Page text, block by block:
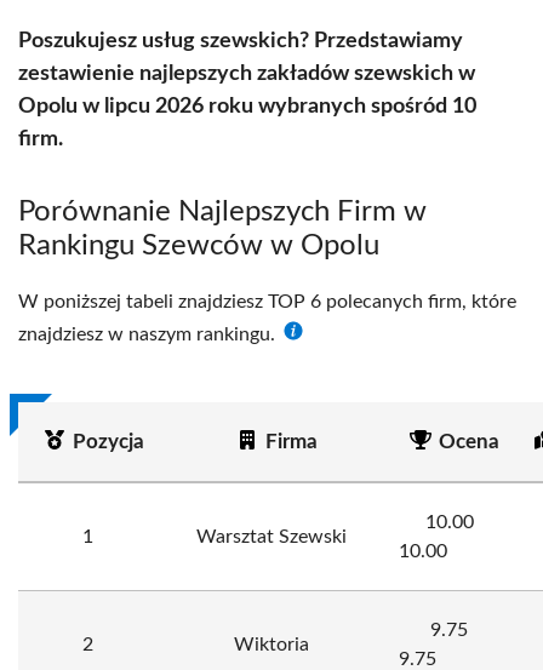
Poszukujesz usług szewskich? Przedstawiamy
zestawienie najlepszych zakładów szewskich w
Opolu w lipcu 2026 roku wybranych spośród 10
firm.
Porównanie Najlepszych Firm w
Rankingu Szewców w Opolu
W poniższej tabeli znajdziesz TOP 6 polecanych firm, które
znajdziesz w naszym rankingu.
Pozycja Firma Ocena
1 Warsztat Szewski
10.00
10.00
2 Wiktoria
9.75
9.75